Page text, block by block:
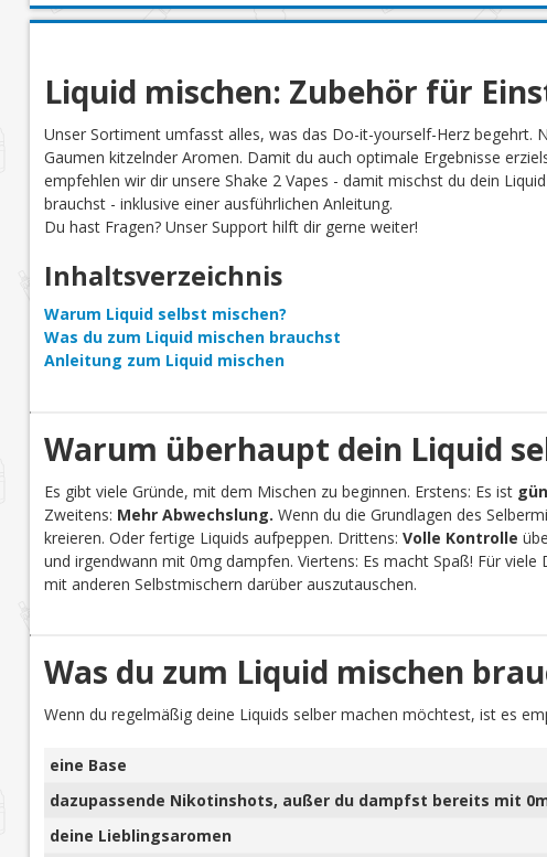
Liquid mischen: Zubehör für
Unser Sortiment umfasst alles, was das Do-it-yourself-Herz begehrt.
Gaumen kitzelnder Aromen. Damit du auch optimale Ergebnisse
empfehlen wir dir unsere Shake 2 Vapes - damit mischst du dein
brauchst - inklusive einer ausführlichen Anleitung.
Du hast Fragen? Unser Support hilft dir gerne weiter!
Inhaltsverzeichnis
Warum Liquid selbst mischen?
Was du zum Liquid mischen brauchst
Anleitung zum Liquid mischen
Warum überhaupt dein Liquid
Es gibt viele Gründe, mit dem Mischen zu beginnen. Erstens: Es ist
Zweitens: Mehr Abwechslung. Wenn du die Grundlagen des
kreieren. Oder fertige Liquids aufpeppen. Drittens: Volle Kontrolle
und irgendwann mit 0mg dampfen. Viertens: Es macht Spaß! Für
mit anderen Selbstmischern darüber auszutauschen.
Was du zum Liquid mischen
Wenn du regelmäßig deine Liquids selber machen möchtest, ist es
eine Base
dazupassende Nikotinshots, außer du dampfst bereits mit
deine Lieblingsaromen